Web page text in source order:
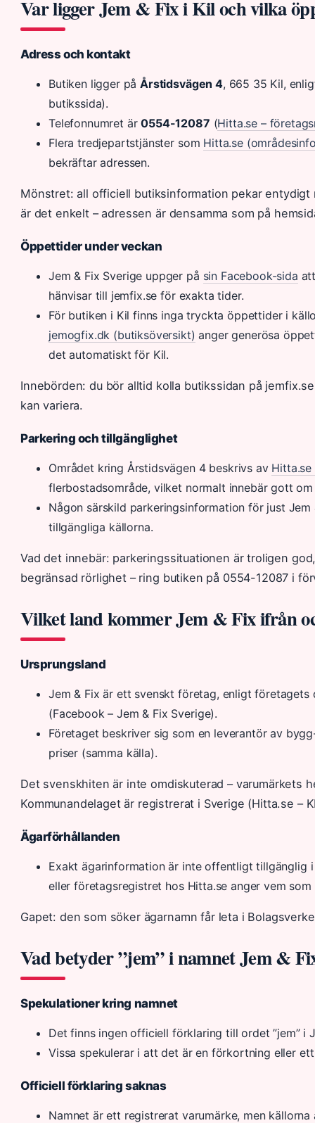
Var ligger Jem & Fix i Kil och vilka
Adress och kontakt
Butiken ligger påÅrstidsvägen 4, 665 35 Kil,
butikssida).
Telefonnumret är0554-12087 (Hitta.se –
Flera tredjepartstjänster som Hitta.se
bekräftar adressen.
Mönstret: all officiell butiksinformation pekar
är det enkelt – adressen är densamma som på
Öppettider under veckan
Jem & Fix Sverige uppger på sin Facebook-sida
hänvisar till jemfix.se för exakta tider.
För butiken i Kil finns inga tryckta öppettider i
jemogfix.dk (butiksöversikt) anger generösa
det automatiskt för Kil.
Innebörden: du bör alltid kolla butikssidan på
kan variera.
Parkering och tillgänglighet
Området kring Årstidsvägen 4 beskrivs av
flerbostadsområde, vilket normalt innebär gott
Någon särskild parkeringsinformation för just
tillgängliga källorna.
Vad det innebär: parkeringssituationen är troligen
begränsad rörlighet – ring butiken på 0554-12087 i
Vilket land kommer Jem & Fix ifrån
Ursprungsland
Jem & Fix är ett svenskt företag, enligt
(Facebook – Jem & Fix Sverige).
Företaget beskriver sig som en leverantör av
priser (samma källa).
Det svenskhiten är inte omdiskuterad – varumärkets
Kommunandelaget är registrerat i Sverige (Hitta.se –
Ägarförhållanden
Exakt ägarinformation är inte offentligt tillgänglig
eller företagsregistret hos Hitta.se anger vem
Gapet: den som söker ägarnamn får leta i
Vad betyder ”jem” i namnet Jem &
Spekulationer kring namnet
Det finns ingen officiell förklaring till ordet ”jem” i
Vissa spekulerar i att det är en förkortning eller
Officiell förklaring saknas
Namnet är ett registrerat varumärke, men källorna